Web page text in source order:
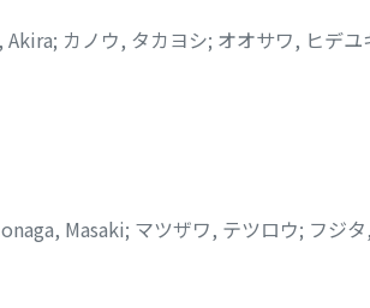
Akira; カノウ, タカヨシ; オオサワ, ヒデユ
Masaki; マツザワ, テツロウ; フジ